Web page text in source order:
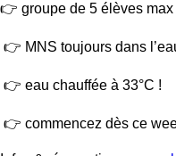
👉 groupe de 5 élèves max
👉 MNS toujours dans
👉 eau chauffée à 33°C !
👉 commencez dès ce